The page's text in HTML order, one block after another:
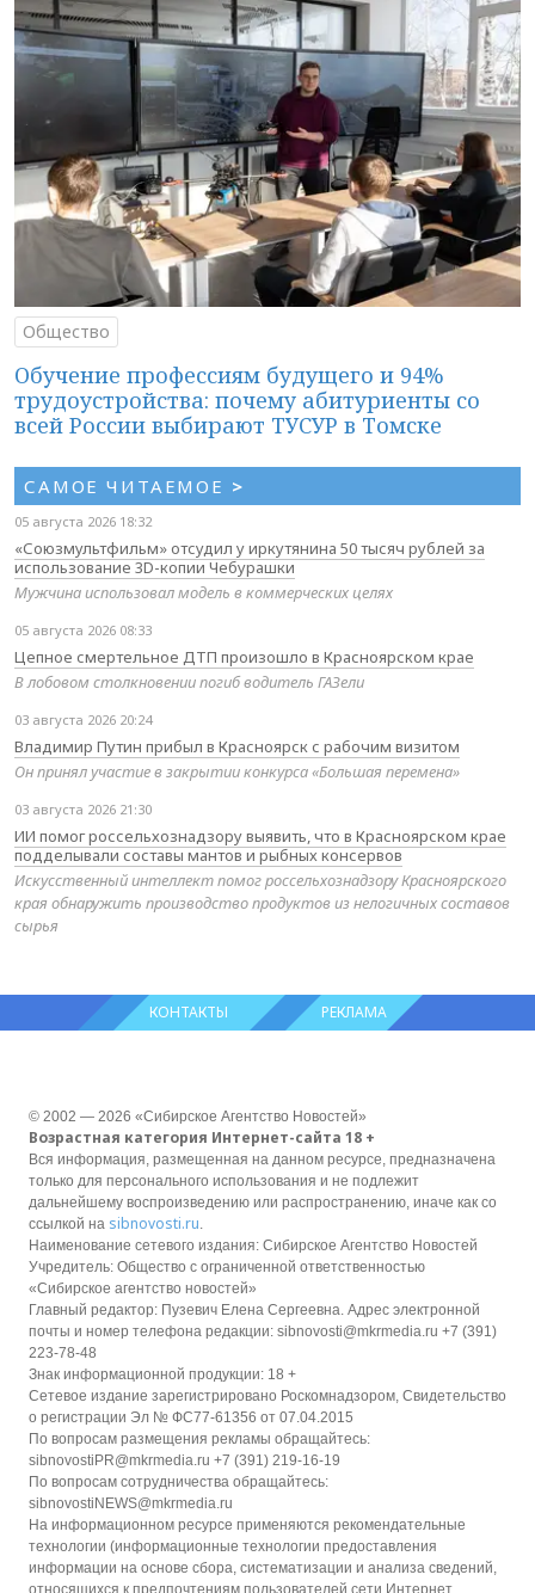
Общество
Обучение профессиям будущего и 94%
трудоустройства: почему абитуриенты со
всей России выбирают ТУСУР в Томске
САМОЕ ЧИТАЕМОЕ >
05 августа 2026 18:32
«Союзмультфильм» отсудил у иркутянина 50 тысяч рублей за
использование 3D-копии Чебурашки
Мужчина использовал модель в коммерческих целях
05 августа 2026 08:33
Цепное смертельное ДТП произошло в Красноярском крае
В лобовом столкновении погиб водитель ГАЗели
03 августа 2026 20:24
Владимир Путин прибыл в Красноярск с рабочим визитом
Он принял участие в закрытии конкурса «Большая перемена»
03 августа 2026 21:30
ИИ помог россельхознадзору выявить, что в Красноярском крае
подделывали составы мантов и рыбных консервов
Искусственный интеллект помог россельхознадзору Красноярского
края обнаружить производство продуктов из нелогичных составов
сырья
КОНТАКТЫ РЕКЛАМА
© 2002 — 2026 «Сибирское Агентство Новостей»
Возрастная категория Интернет-сайта 18 +
Вся информация, размещенная на данном ресурсе, предназначена
только для персонального использования и не подлежит
дальнейшему воспроизведению или распространению, иначе как со
ссылкой на sibnovosti.ru
Наименование сетевого издания: Сибирское Агентство Новостей
Учредитель: Общество с ограниченной ответственностью
«Сибирское агентство новостей»
Главный редактор: Пузевич Елена Сергеевна. Адрес электронной
почты и номер телефона редакции: sibnovosti@mkrmedia.ru +7 (391)
223-78-48
Знак информационной продукции: 18 +
Сетевое издание зарегистрировано Роскомнадзором, Свидетельство
о регистрации Эл № ФС77-61356 от 07.04.2015
По вопросам размещения рекламы обращайтесь:
sibnovostiPR@mkrmedia.ru +7 (391) 219-16-19
По вопросам сотрудничества обращайтесь:
sibnovostiNEWS@mkrmedia.ru
На информационном ресурсе применяются рекомендательные
технологии (информационные технологии предоставления
информации на основе сбора, систематизации и анализа сведений,
относящихся к предпочтениям пользователей сети Интернет,